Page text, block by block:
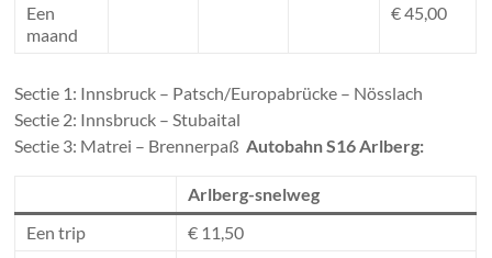
Een
maand
€ 45,00
Sectie 1: Innsbruck – Patsch/Europabrücke – Nösslach
Sectie 2: Innsbruck – Stubaital
Sectie 3: Matrei – Brennerpaß Autobahn S16 Arlberg:
Arlberg-snelweg
Een trip
€ 11,50